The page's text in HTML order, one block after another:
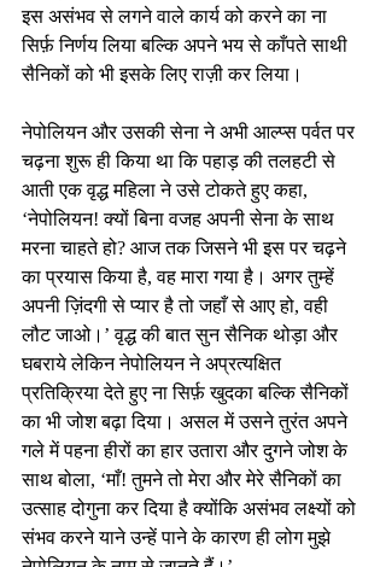
इस असंभव से लगने वाले कार्य को करने का ना
सिर्फ़ निर्णय लिया बल्कि अपने भय से काँपते साथी
सैनिकों को भी इसके लिए राज़ी कर लिया।
नेपोलियन और उसकी सेना ने अभी आल्प्स पर्वत पर
चढ़ना शुरू ही किया था कि पहाड़ की तलहटी से
आती एक वृद्ध महिला ने उसे टोकते हुए कहा,
‘नेपोलियन! क्यों बिना वजह अपनी सेना के साथ
मरना चाहते हो? आज तक जिसने भी इस पर चढ़ने
का प्रयास किया है, वह मारा गया है। अगर तुम्हें
अपनी ज़िंदगी से प्यार है तो जहाँ से आए हो, वही
लौट जाओ।’ वृद्ध की बात सुन सैनिक थोड़ा और
घबराये लेकिन नेपोलियन ने अप्रत्यक्षित
प्रतिक्रिया देते हुए ना सिर्फ़ खुदका बल्कि सैनिकों
का भी जोश बढ़ा दिया। असल में उसने तुरंत अपने
गले में पहना हीरों का हार उतारा और दुगने जोश के
साथ बोला, ‘माँ! तुमने तो मेरा और मेरे सैनिकों का
उत्साह दोगुना कर दिया है क्योंकि असंभव लक्ष्यों को
संभव करने याने उन्हें पाने के कारण ही लोग मुझे